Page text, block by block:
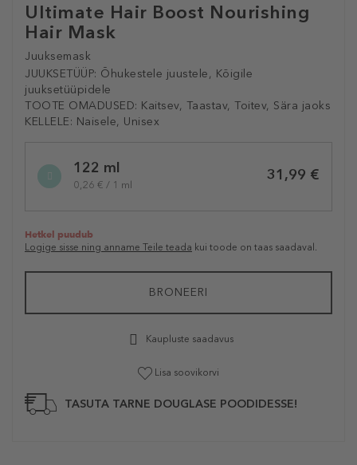
Ultimate Hair Boost Nourishing
Hair Mask
Juuksemask
JUUKSETÜÜP: Õhukestele juustele, Kõigile
juuksetüüpidele
TOOTE OMADUSED: Kaitsev, Taastav, Toitev, Sära jaoks
KELLELE: Naisele, Unisex
5st
variation122 ml
0,26 € / 1 ml
31,99 €
Hetkel puudub
Logige sisse ning anname Teile teada kui toode on taas saadaval.
BRONEERI
Kaupluste saadavus
Lisa soovikorvi
TASUTA TARNE DOUGLASE POODIDESSE!